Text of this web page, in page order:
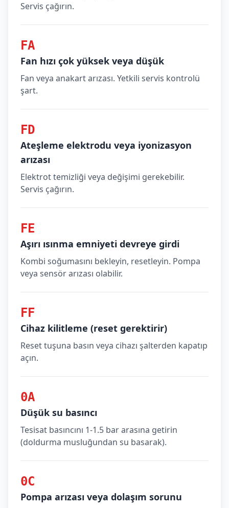
Servis çağırın.
FA
Fan hızı çok yüksek veya düşük
Fan veya anakart arızası. Yetkili servis kontrolü
şart.
FD
Ateşleme elektrodu veya iyonizasyon
arızası
Elektrot temizliği veya değişimi gerekebilir.
Servis çağırın.
FE
Aşırı ısınma emniyeti devreye girdi
Kombi soğumasını bekleyin, resetleyin. Pompa
veya sensör arızası olabilir.
FF
Cihaz kilitleme (reset gerektirir)
Reset tuşuna basın veya cihazı şalterden kapatıp
açın.
0A
Düşük su basıncı
Tesisat basıncını 1-1.5 bar arasına getirin
(doldurma musluğundan su basarak).
0C
Pompa arızası veya dolaşım sorunu